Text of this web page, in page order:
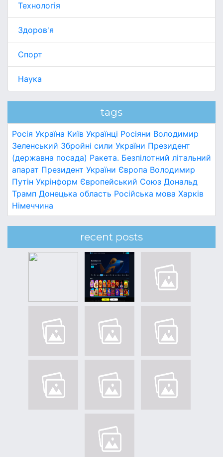
Технологія
Здоров'я
Спорт
Наука
tags
Росія Україна Київ Українці Росіяни Володимир
Зеленський Збройні сили України Президент
(державна посада) Ракета. Безпілотний літальний
апарат Президент України Європа Володимир
Путін Укрінформ Європейський Союз Дональд
Трамп Донецька область Російська мова Харків
Німеччина
recent posts